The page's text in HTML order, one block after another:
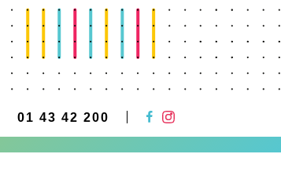
01 43 42 200